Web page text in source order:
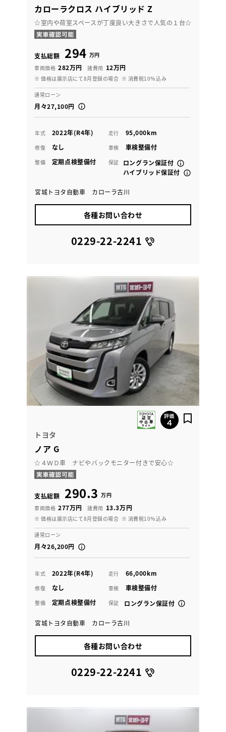
カローラクロス ハイブリッド Z
☆室内や荷室スペースが丁度良い大きさで人気の１台☆
支払総額 294 万円
車両価格 282万円 諸費用 12万円
※ 価格は展示店にて8月登録の場合 ※ 消費税10％込み
通常ローン
月々27,100円
年式 2022年(R4年) 走行 95,000km
修復 なし 車検 車検整備付
整備 定期点検整備付 保証
ロングラン保証付
ハイブリッド保証付
宮城トヨタ自動車 カローラ古川
各種お問い合わせ
0229-22-2241
トヨタ
ノア G
☆４ＷＤ車 ナビやバックモニター付きで安心☆
支払総額 290.3 万円
車両価格 277万円 諸費用 13.3万円
※ 価格は展示店にて8月登録の場合 ※ 消費税10％込み
通常ローン
月々26,200円
年式 2022年(R4年) 走行 66,000km
修復 なし 車検 車検整備付
整備 定期点検整備付 保証 ロングラン保証付
宮城トヨタ自動車 カローラ古川
各種お問い合わせ
0229-22-2241